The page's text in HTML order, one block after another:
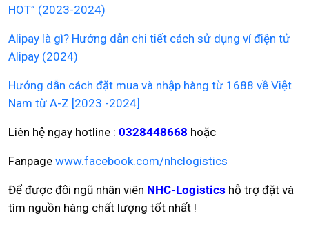
HOT” (2023-2024)
Alipay là gì? Hướng dẫn chi tiết cách sử dụng ví điện tử
Alipay (2024)
Hướng dẫn cách đặt mua và nhập hàng từ 1688 về Việt
Nam từ A-Z [2023 -2024]
Liên hệ ngay hotline : 0328448668 hoặc
Fanpage www.facebook.com/nhclogistics
Để được đội ngũ nhân viên NHC-Logistics hỗ trợ đặt và
tìm nguồn hàng chất lượng tốt nhất !